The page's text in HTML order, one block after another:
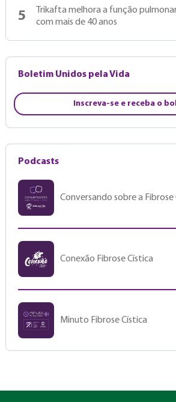
5
Trikafta melhora a função
com mais de 40 anos
Boletim Unidos pela Vida
Inscreva-se e receba o
Podcasts
Conversando sobre a Fibrose
Conexão Fibrose Cística
Minuto Fibrose Cística